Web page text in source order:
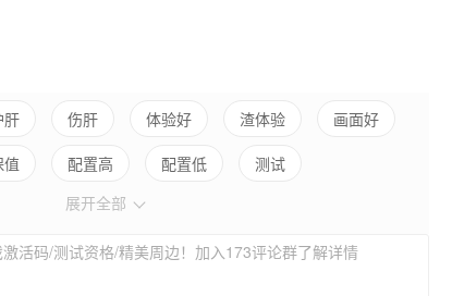
肝 伤肝 体验好 渣体验 画面好
配置高 配置低
测试
展开全部
活码/测试资格/精美周边！加入173评论群了解详情